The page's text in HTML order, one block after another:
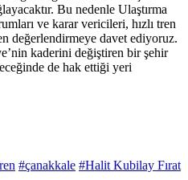
Bu nedenle Ulaştırma
ve karar vericileri, hızlı tren
değerlendirmeye davet ediyoruz.
kaderini değiştiren bir şehir
de hak ettiği yeri
#çanakkale #Halit Kubilay Fırat